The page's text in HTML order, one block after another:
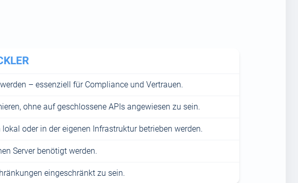
– essenziell für Compliance und Vertrauen.
ohne auf geschlossene APIs angewiesen zu sein.
oder in der eigenen Infrastruktur betrieben werden.
Server benötigt werden.
eingeschränkt zu sein.